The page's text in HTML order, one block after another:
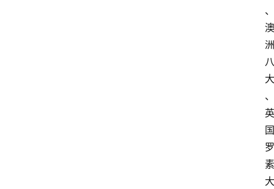
、
澳
洲
八
大
、
英
国
罗
素
大